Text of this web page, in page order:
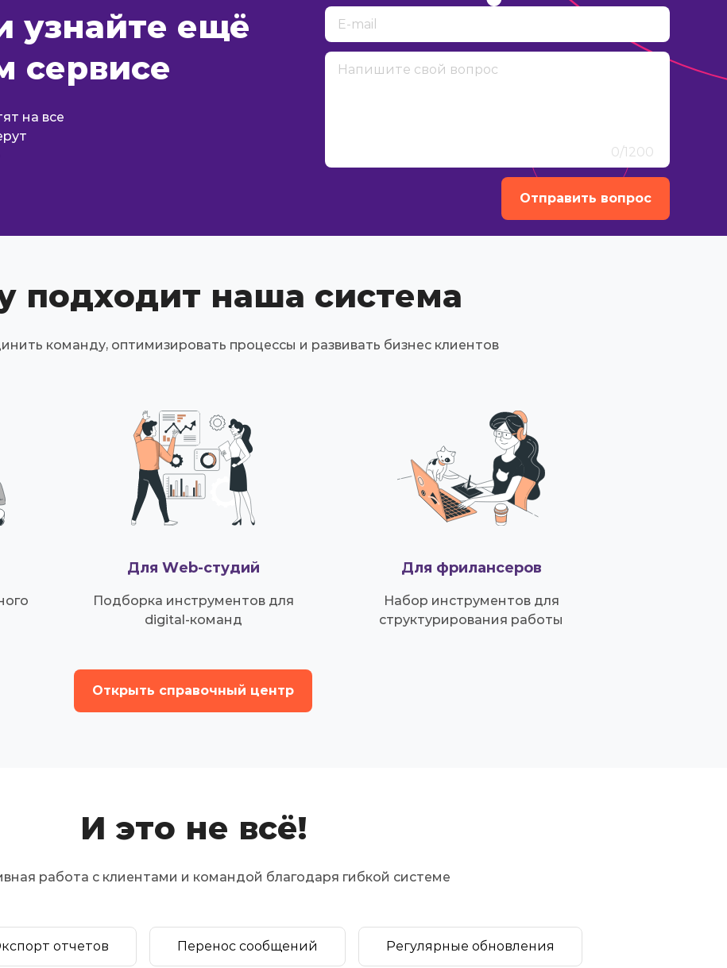
узнайте ещё
сервисе
на все
0/1200
подходит наша система
команду, оптимизировать процессы и развивать бизнес клиентов
Для Web-студий
Подборка инструментов для
digital-команд
Для фрилансеров
Набор инструментов для
структурирования работы
Открыть справочный центр
И это не всё!
работа с клиентами и командой благодаря гибкой системе
отчетов Перенос сообщений Регулярные обновления